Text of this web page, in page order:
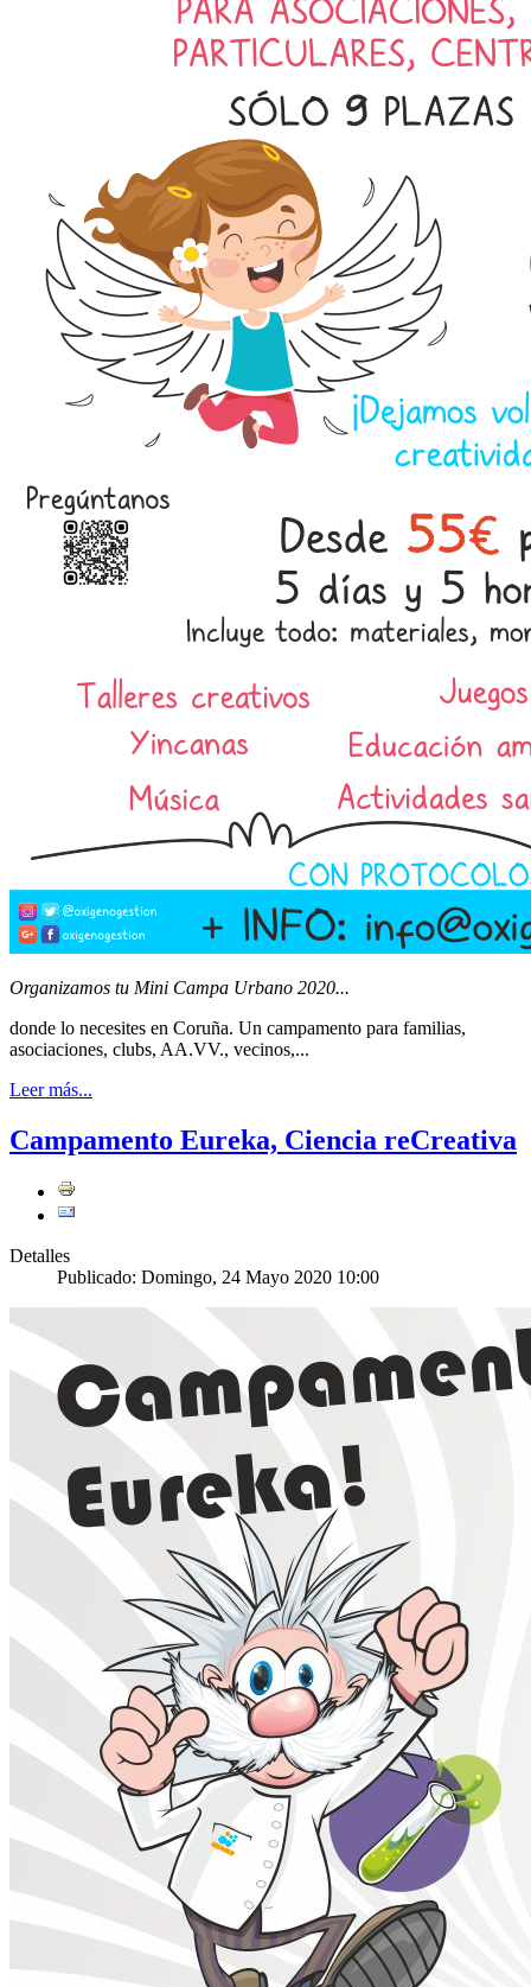
Organizamos tu Mini Campa Urbano 2020...
donde lo necesites en Coruña. Un campamento para familias,
asociaciones, clubs, AA.VV., vecinos,...
Leer más...
Campamento Eureka, Ciencia reCreativa
Detalles
Publicado: Domingo, 24 Mayo 2020 10:00